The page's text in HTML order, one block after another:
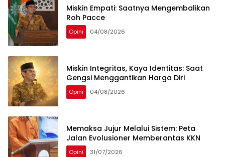
Miskin Empati: Saatnya Mengembalikan
Roh Pacce
Opini 04/08/2026
Miskin Integritas, Kaya Identitas: Saat
Gengsi Menggantikan Harga Diri
Opini 04/08/2026
Memaksa Jujur Melalui Sistem: Peta
Jalan Evolusioner Memberantas KKN
Opini 31/07/2026